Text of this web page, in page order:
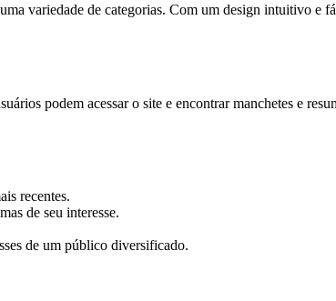
variedade de categorias. Com um design intuitivo e
podem acessar o site e encontrar manchetes e
recentes.
de seu interesse.
de um público diversificado.